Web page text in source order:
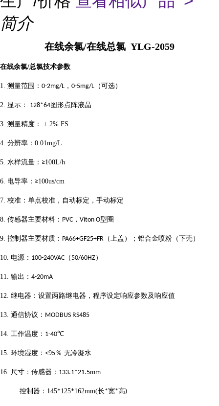
简介
在线余氯/在线总氯 YLG-2059
在线余氯/总氯技术参数
1. 测量范围： 0-2mg/L ， 0-5mg/L （可选）
2. 显示： 128*64图形点阵液晶
3. 测量精度： ± 2% FS
4. 分辨率： 0.01mg/L
5. 水样流量： ≥100L/h
6. 电导率： ≥100us/cm
7. 校准：单点校准，自动标定，手动标定
8. 传感器主要材料： PVC ， Viton O型圈
9. 控制器主要材质： PA66+GF25+FR （上盖）；铝合金喷粉（下壳）
10. 电源： 100-240VAC （ 50/60HZ）
11. 输出： 4-20mA
12. 继电器：设置两路继电器，程序设定响应参数及响应值
13. 通信协议： MODBUS RS485
14. 工作温度： 1-40℃
15. 环境湿度： <95％ 无冷凝水
16. 尺寸：传感器： 133.1*21.5mm
控制器： 145*125*162mm(长*宽*高)